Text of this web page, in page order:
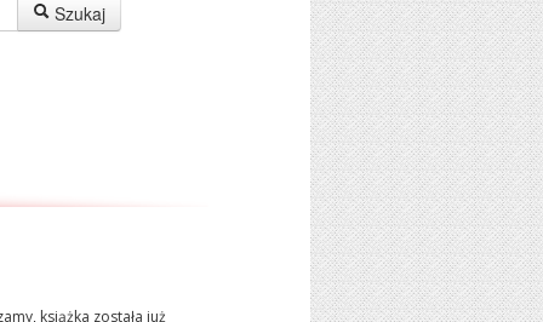
Szukaj
książka została już